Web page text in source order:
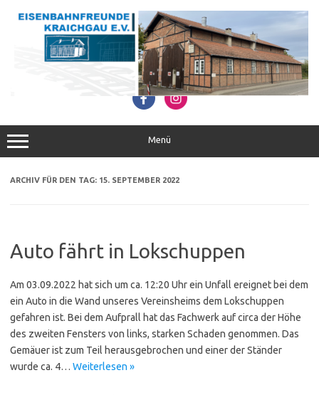
Inhalt
springen
Menü
ARCHIV FÜR DEN TAG: 15. SEPTEMBER 2022
Auto fährt in Lokschuppen
Am 03.09.2022 hat sich um ca. 12:20 Uhr ein Unfall ereignet bei dem
ein Auto in die Wand unseres Vereinsheims dem Lokschuppen
gefahren ist. Bei dem Aufprall hat das Fachwerk auf circa der Höhe
des zweiten Fensters von links, starken Schaden genommen. Das
Gemäuer ist zum Teil herausgebrochen und einer der Ständer
wurde ca. 4… Weiterlesen »